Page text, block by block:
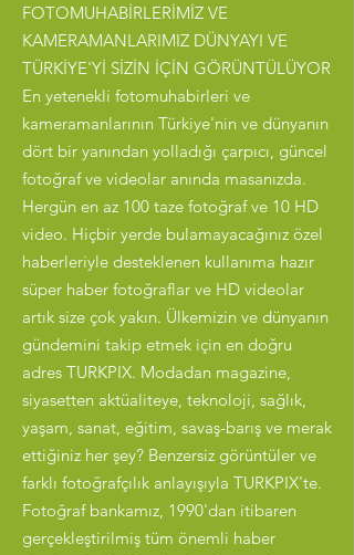
FOTOMUHABİRLERİMİZ VE
KAMERAMANLARIMIZ DÜNYAYI VE
TÜRKİYE'Yİ SİZİN İÇİN GÖRÜNTÜLÜYOR
En yetenekli fotomuhabirleri ve
kameramanlarının Türkiye'nin ve dünyanın
dört bir yanından yolladığı çarpıcı, güncel
fotoğraf ve videolar anında masanızda.
Hergün en az 100 taze fotoğraf ve 10 HD
video. Hiçbir yerde bulamayacağınız özel
haberleriyle desteklenen kullanıma hazır
süper haber fotoğraflar ve HD videolar
artık size çok yakın. Ülkemizin ve dünyanın
gündemini takip etmek için en doğru
adres TURKPIX. Modadan magazine,
siyasetten aktüaliteye, teknoloji, sağlık,
yaşam, sanat, eğitim, savaş-barış ve merak
ettiğiniz her şey? Benzersiz görüntüler ve
farklı fotoğrafçılık anlayışıyla TURKPIX'te.
Fotoğraf bankamız, 1990'dan itibaren
gerçekleştirilmiş tüm önemli haber